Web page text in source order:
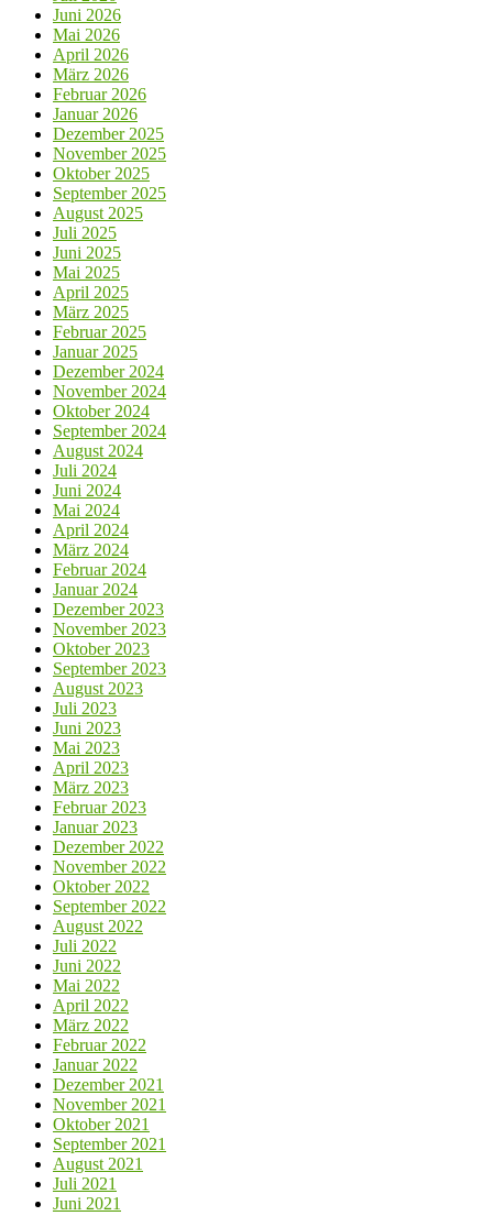
Juni 2026
Mai 2026
April 2026
März 2026
Februar 2026
Januar 2026
Dezember 2025
November 2025
Oktober 2025
September 2025
August 2025
Juli 2025
Juni 2025
Mai 2025
April 2025
März 2025
Februar 2025
Januar 2025
Dezember 2024
November 2024
Oktober 2024
September 2024
August 2024
Juli 2024
Juni 2024
Mai 2024
April 2024
März 2024
Februar 2024
Januar 2024
Dezember 2023
November 2023
Oktober 2023
September 2023
August 2023
Juli 2023
Juni 2023
Mai 2023
April 2023
März 2023
Februar 2023
Januar 2023
Dezember 2022
November 2022
Oktober 2022
September 2022
August 2022
Juli 2022
Juni 2022
Mai 2022
April 2022
März 2022
Februar 2022
Januar 2022
Dezember 2021
November 2021
Oktober 2021
September 2021
August 2021
Juli 2021
Juni 2021